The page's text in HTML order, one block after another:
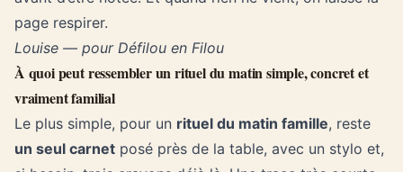
page respirer.
Louise — pour Défilou en Filou
À quoi peut ressembler un rituel du matin simple, concret et
vraiment familial
Le plus simple, pour un rituel du matin famille, reste
un seul carnet posé près de la table, avec un stylo et,